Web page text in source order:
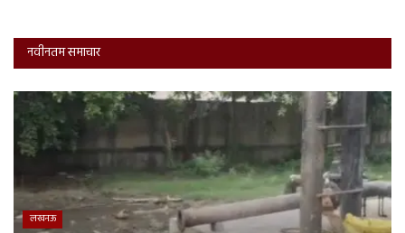
नवीनतम समाचार
लखनऊ